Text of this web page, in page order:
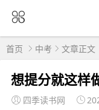
首页 中考 文章正文
想提分就这样
四季读书网